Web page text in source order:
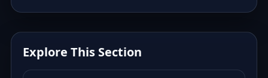
Explore This Section